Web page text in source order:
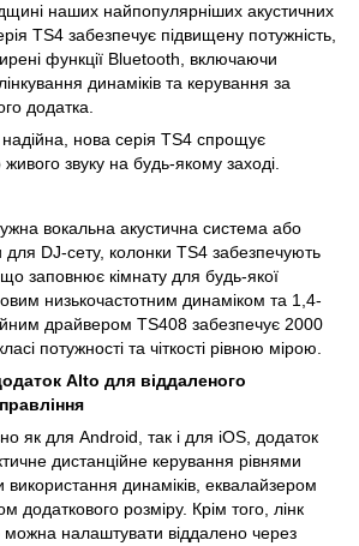
наших найпопулярніших акустичних
TS4 забезпечує підвищену потужність,
функції Bluetooth, включаючи
динаміків та керування за
додатка.
нова серія TS4 спрощує
звуку на будь-якому заході.
вокальна акустична система або
DJ-сету, колонки TS4 забезпечують
заповнює кімнату для будь-якої
низькочастотним динаміком та 1,4-
драйвером TS408 забезпечує 2000
потужності та чіткості рівною мірою.
Alto для віддаленого
як для Android, так і для iOS, додаток
дистанційне керування рівнями
динаміків, еквалайзером
додаткового розміру. Крім того, лінк
налаштувати віддалено через